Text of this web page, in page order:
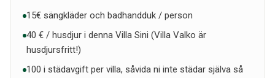
15€ sängkläder och badhandduk / person
40 € / husdjur i denna Villa Sini (Villa Valko är
husdjursfritt!)
100 i städavgift per villa, såvida ni inte städar själva så